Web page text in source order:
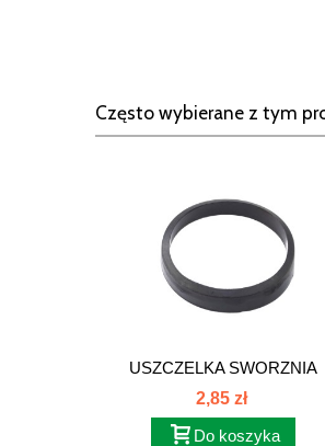
Często wybierane z tym
USZCZELKA SWORZNIA
KOŁA...
2,85 zł
Do koszyka